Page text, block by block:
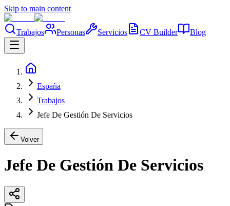
Skip to main content
Trabajos Personas Servicios CV Builder Blog
España
Trabajos
Jefe De Gestión De Servicios
Volver
Jefe De Gestión De Servicios